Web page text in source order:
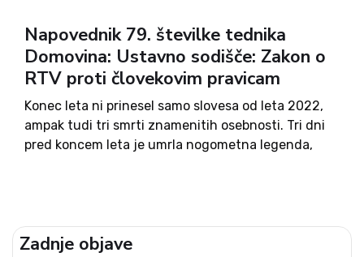
Napovednik 79. številke tednika
Domovina: Ustavno sodišče: Zakon o
RTV proti človekovim pravicam
Konec leta ni prinesel samo slovesa od leta 2022,
ampak tudi tri smrti znamenitih osebnosti. Tri dni
pred koncem leta je umrla nogometna legenda,
Zadnje objave